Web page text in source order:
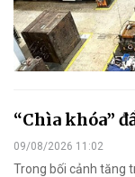
“Chìa khóa”
09/08/2026 11:02
Trong bối cảnh tăng